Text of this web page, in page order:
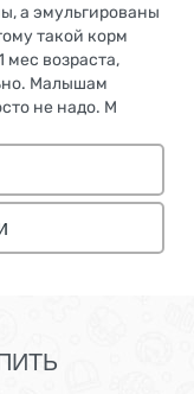
а эмульгированы
такой корм
мес возраста,
Малышам
не надо. М